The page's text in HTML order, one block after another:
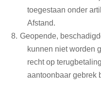
toegestaan onder
Afstand.
Geopende,
kunnen niet worden
recht op
aantoonbaar gebrek